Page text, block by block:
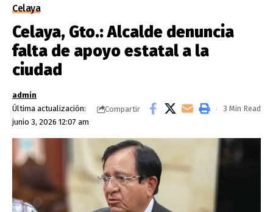
Celaya
Celaya, Gto.: Alcalde denuncia
falta de apoyo estatal a la
ciudad
Última actualización:
junio 3, 2026 12:07 am
admin
Compartir
3 Min Read